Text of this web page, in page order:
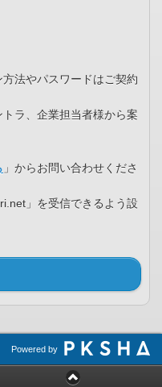
法やパスワードはご契約
ラ、企業担当者様から案
」からお問い合わせくださ
」を受信できるよう設
Powered by